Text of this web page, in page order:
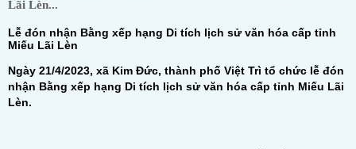
Lãi Lèn...
Lễ đón nhận Bằng xếp hạng Di tích lịch sử văn hóa cấp tỉnh
Miếu Lãi Lèn
Ngày 21/4/2023, xã Kim Đức, thành phố Việt Trì tổ chức lễ đón
nhận Bằng xếp hạng Di tích lịch sử văn hóa cấp tỉnh Miếu Lãi
Lèn.